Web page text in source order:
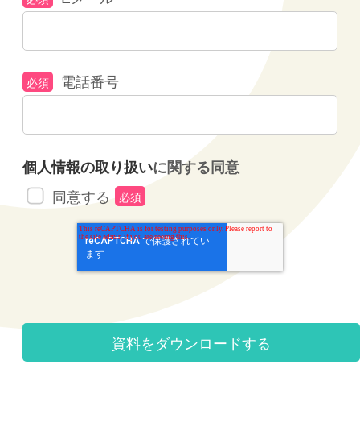
電話番号
個人情報の取り扱いに関する同意
同意する